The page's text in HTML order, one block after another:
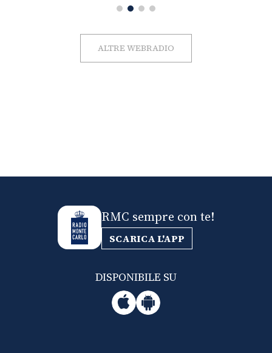
ALTRE WEBRADIO
RMC sempre con te!
SCARICA L'APP
DISPONIBILE SU